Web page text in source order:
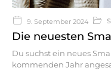
9. September 2024
Die neuesten
Du suchst ein neues
kommenden Jahr